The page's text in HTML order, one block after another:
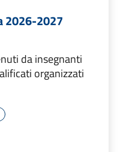
2026-2027
da insegnanti
organizzati